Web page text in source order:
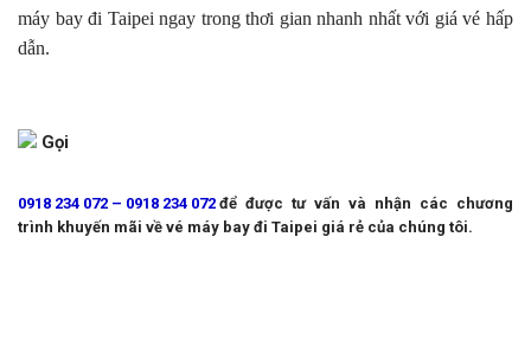
máy bay đi Taipei ngay trong thơi gian nhanh nhất với giá vé hấp
dẫn.
Gọi
0918 234 072 – 0918 234 072 để được tư vấn và nhận các chương
trình khuyến mãi về vé máy bay đi Taipei giá rẻ của chúng tôi.